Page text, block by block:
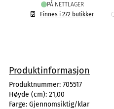
PÅ NETTLAGER
Finnes i 272 butikker
Produktinformasjon
Produktnummer: 705517
Høyde (cm): 21,00
Farge: Gjennomsiktig/klar